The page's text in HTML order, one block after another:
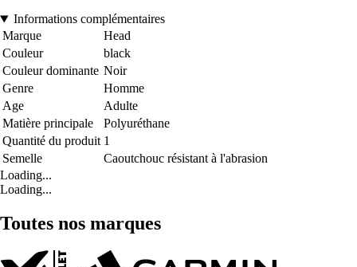
Informations complémentaires
Marque
Head
Couleur
black
Couleur dominante Noir
Genre
Homme
Age
Adulte
Matière principale
Polyuréthane
Quantité du produit 1
Semelle
Caoutchouc résistant à l'abrasion
Loading...
Loading...
Toutes nos marques